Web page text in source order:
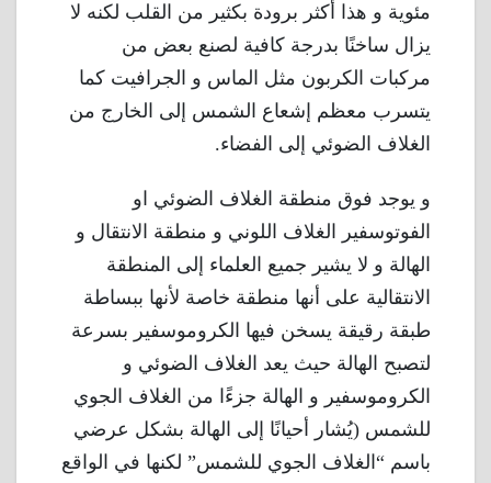
مئوية و هذا أكثر برودة بكثير من القلب لكنه لا
يزال ساخنًا بدرجة كافية لصنع بعض من
مركبات الكربون مثل الماس و الجرافيت كما
يتسرب معظم إشعاع الشمس إلى الخارج من
الغلاف الضوئي إلى الفضاء.
و يوجد فوق منطقة الغلاف الضوئي او
الفوتوسفير الغلاف اللوني و منطقة الانتقال و
الهالة و لا يشير جميع العلماء إلى المنطقة
الانتقالية على أنها منطقة خاصة لأنها ببساطة
طبقة رقيقة يسخن فيها الكروموسفير بسرعة
لتصبح الهالة حيث يعد الغلاف الضوئي و
الكروموسفير و الهالة جزءًا من الغلاف الجوي
للشمس (يُشار أحيانًا إلى الهالة بشكل عرضي
باسم “الغلاف الجوي للشمس” لكنها في الواقع